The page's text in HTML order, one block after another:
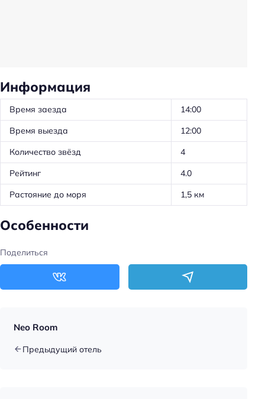
Информация
Время заезда
14:00
Время выезда
12:00
Количество звёзд
4
Рейтинг
4.0
Растояние до моря
1,5 км
Особенности
Поделиться
Neo Room
Предыдущий отель